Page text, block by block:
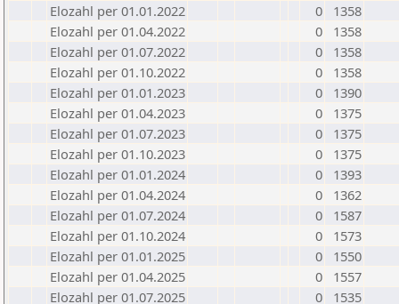
Elozahl per 01.01.2022
0
1358
Elozahl per 01.04.2022
0
1358
Elozahl per 01.07.2022
0
1358
Elozahl per 01.10.2022
0
1358
Elozahl per 01.01.2023
0
1390
Elozahl per 01.04.2023
0
1375
Elozahl per 01.07.2023
0
1375
Elozahl per 01.10.2023
0
1375
Elozahl per 01.01.2024
0
1393
Elozahl per 01.04.2024
0
1362
Elozahl per 01.07.2024
0
1587
Elozahl per 01.10.2024
0
1573
Elozahl per 01.01.2025
0
1550
Elozahl per 01.04.2025
0
1557
Elozahl per 01.07.2025
0
1535